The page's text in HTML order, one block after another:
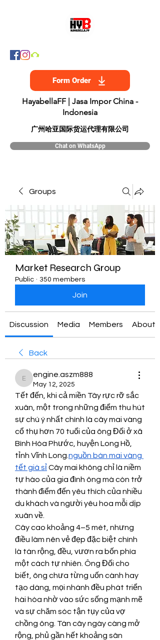
Form Order
HayabellaFF | Jasa Impor China -
Indonesia
​广州哈亚国际货运代理有限公司
Chat on WhatsApp
Groups
Market Research Group
Public · 350 members
Join
Discussion Media Members About
Back
engine.aszm888
engine.aszm888
May 12, 2025
Tết đến, khi cả miền Tây rực rỡ sắc
xuân, một trong những điểm thu hút
sự chú ý nhất chính là cây mai vàng
cổ thụ hơn 70 tuổi của ông Đối ở xã
Bình Hòa Phước, huyện Long Hồ,
tỉnh Vĩnh Long. nguồn bán mai vàng
tết giá sỉ Cây mai không chỉ là niềm
tự hào của gia đình ông mà còn trở
thành điểm đến yêu thích của nhiều
du khách và người yêu hoa mỗi dịp
xuân về.
Cây cao khoảng 4–5 mét, nhưng
điều làm nên vẻ đẹp đặc biệt chính
là tán rộng, đều, vươn ra bốn phía
một cách tự nhiên. Ông Đối cho
biết, ông chưa từng uốn cành hay
tạo dáng, mọi nhánh đều phát triển
hài hòa nhờ vào sức sống mạnh mẽ
và sự chăm sóc tận tụy của vợ
chồng ông. Tán cây ngày càng mở
rộng, phủ gần hết khoảng sân